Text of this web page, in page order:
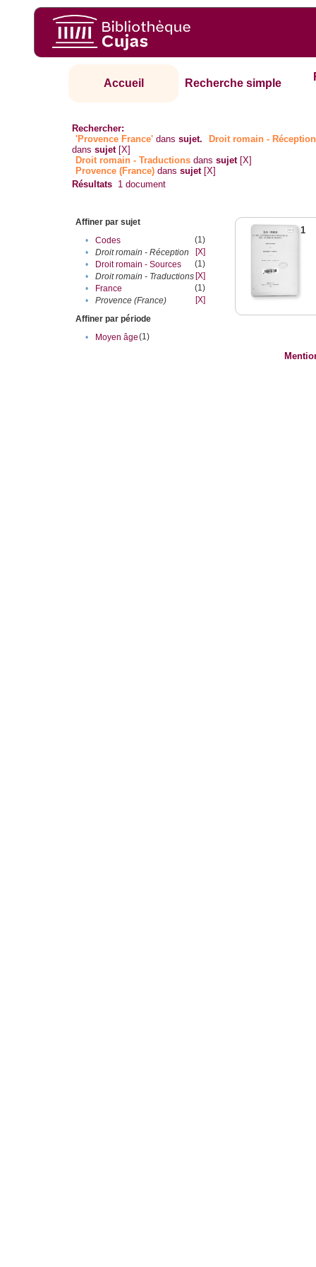
Accueil Recherche simple
Rechercher:
'Provence France' danssujet.
Droit romain - Réception
danssujet [X]
Droit romain - Traductions danssujet [X]
Provence (France) danssujet [X]
Résultats 1 document
Affiner par sujet
•
Codes
(1)
•
Droit romain - Réception
[X]
•
Droit romain - Sources
(1)
•
Droit romain - Traductions [X]
•
France
(1)
•
Provence (France)
[X]
Affiner par période
•
Moyen âge(1)
1